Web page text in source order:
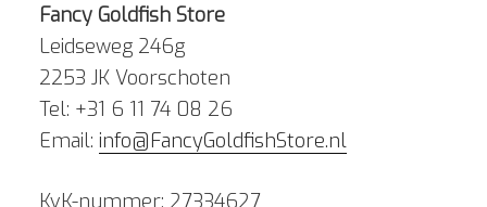
Fancy Goldfish Store
Leidseweg 246g
2253 JK Voorschoten
Tel: +31 6 11 74 08 26
Email: info@FancyGoldfishStore.nl
KvK-nummer: 27334627